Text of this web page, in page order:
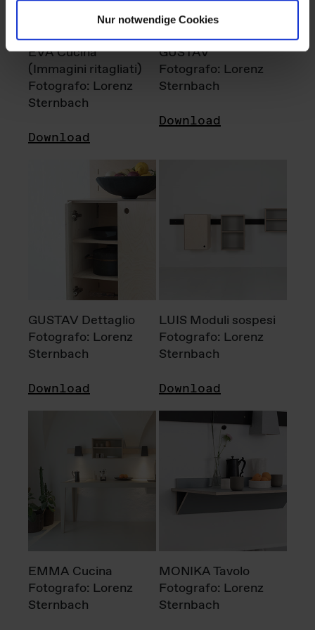
Nur notwendige Cookies
EVA Cucina
(Immagini ritagliati)
Fotografo: Lorenz
Sternbach
Download
GUSTAV
Fotografo: Lorenz
Sternbach
Download
GUSTAV Dettaglio
Fotografo: Lorenz
Sternbach
Download
LUIS Moduli sospesi
Fotografo: Lorenz
Sternbach
Download
EMMA Cucina
Fotografo: Lorenz
Sternbach
MONIKA Tavolo
Fotografo: Lorenz
Sternbach